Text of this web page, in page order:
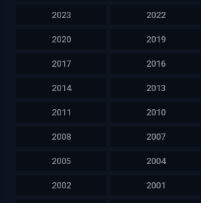
2023 2022
2020 2019
2017 2016
2014 2013
2011 2010
2008 2007
2005 2004
2002 2001